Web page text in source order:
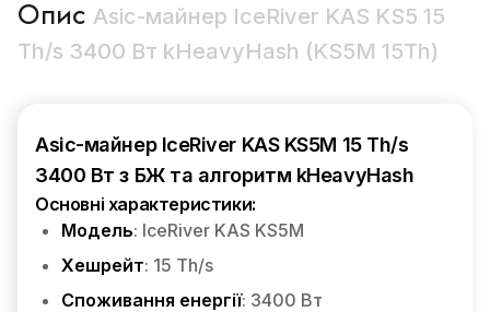
Опис Asic-майнер IceRiver KAS KS5 15
Th/s 3400 Вт kHeavyHash (KS5M 15Th)
Asic-майнер IceRiver KAS KS5M 15 Th/s
3400 Вт з БЖ та алгоритм kHeavyHash
Основні характеристики:
Модель: IceRiver KAS KS5M
Хешрейт: 15 Th/s
Споживання енергії: 3400 Вт